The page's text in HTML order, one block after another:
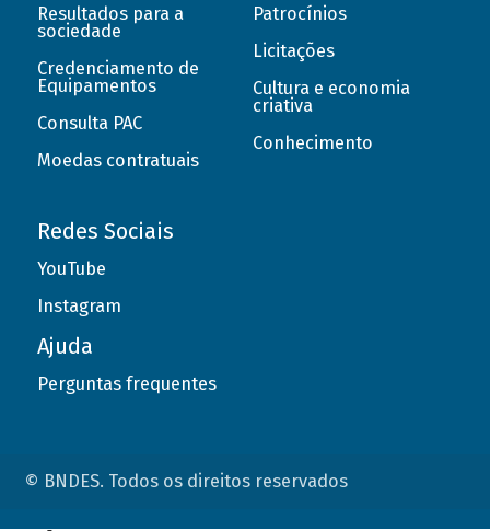
Resultados para a
sociedade
Credenciamento de
Equipamentos
Consulta PAC
Moedas contratuais
Patrocínios
Licitações
Cultura e economia
criativa
Conhecimento
Redes Sociais
YouTube
Instagram
Ajuda
Perguntas frequentes
© BNDES. Todos os direitos reservados